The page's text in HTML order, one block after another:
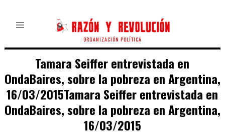
ORGANIZACIÓN POLÍTICA
Tamara Seiffer entrevistada en
OndaBaires, sobre la pobreza en Argentina,
16/03/2015Tamara Seiffer entrevistada en
OndaBaires, sobre la pobreza en Argentina,
16/03/2015